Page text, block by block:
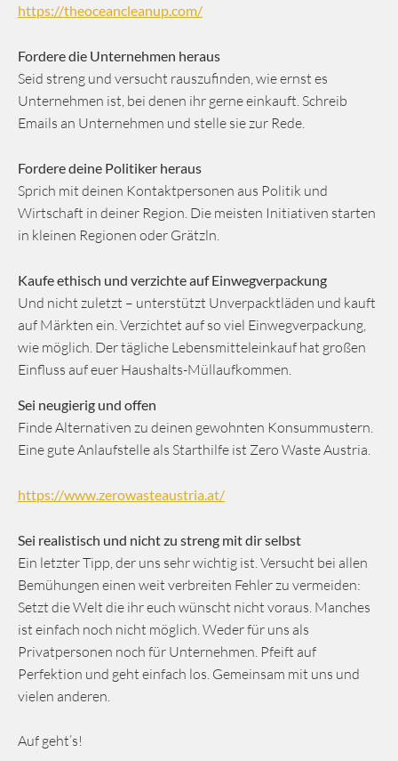
https://theoceancleanup.com/
Fordere die Unternehmen heraus
Seid streng und versucht rauszufinden, wie ernst es
Unternehmen ist, bei denen ihr gerne einkauft. Schreib
Emails an Unternehmen und stelle sie zur Rede.
Fordere deine Politiker heraus
Sprich mit deinen Kontaktpersonen aus Politik und
Wirtschaft in deiner Region. Die meisten Initiativen starten
in kleinen Regionen oder Grätzln.
Kaufe ethisch und verzichte auf Einwegverpackung
Und nicht zuletzt – unterstützt Unverpacktläden und kauft
auf Märkten ein. Verzichtet auf so viel Einwegverpackung,
wie möglich. Der tägliche Lebensmitteleinkauf hat großen
Einfluss auf euer Haushalts-Müllaufkommen.
Sei neugierig und offen
Finde Alternativen zu deinen gewohnten Konsummustern.
Eine gute Anlaufstelle als Starthilfe ist Zero Waste Austria.
https://www.zerowasteaustria.at/
Sei realistisch und nicht zu streng mit dir selbst
Ein letzter Tipp, der uns sehr wichtig ist. Versucht bei allen
Bemühungen einen weit verbreiten Fehler zu vermeiden:
Setzt die Welt die ihr euch wünscht nicht voraus. Manches
ist einfach noch nicht möglich. Weder für uns als
Privatpersonen noch für Unternehmen. Pfeift auf
Perfektion und geht einfach los. Gemeinsam mit uns und
vielen anderen.
Auf geht’s!